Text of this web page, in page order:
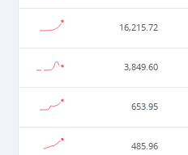
16,215.72
3,849.60
653.95
485.96